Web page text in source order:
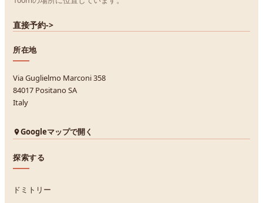
直接予約->
所在地
Via Guglielmo Marconi 358
84017 Positano SA
Italy
Googleマップで開く
探索する
ドミトリー